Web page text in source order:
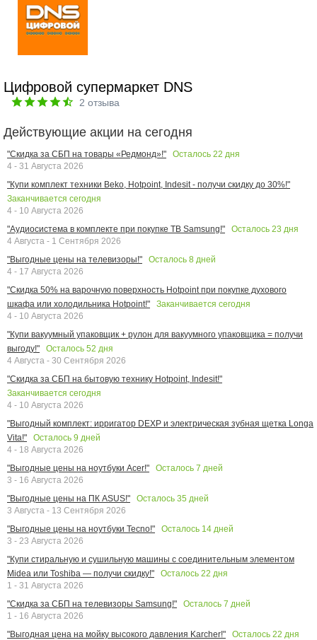
Цифровой супермаркет DNS
2 отзыва
Действующие акции на сегодня
"Скидка за СБП на товары «Редмонд»!" Осталось 22 дня
4 - 31 Августа 2026
"Купи комплект техники Beko, Hotpoint, Indesit - получи скидку до 30%!"
Заканчивается сегодня
4 - 10 Августа 2026
"Аудиосистема в комплекте при покупке ТВ Samsung!"
Осталось 23 дня
4 Августа - 1 Сентября 2026
"Выгодные цены на телевизоры!"
Осталось 8 дней
4 - 17 Августа 2026
"Скидка 50% на варочную поверхность Hotpoint при покупке духового
шкафа или холодильника Hotpoint!"
Заканчивается сегодня
4 - 10 Августа 2026
"Купи вакуумный упаковщик + рулон для вакуумного упаковщика = получи
выгоду!"
Осталось 52 дня
4 Августа - 30 Сентября 2026
"Скидка за СБП на бытовую технику Hotpoint, Indesit!"
Заканчивается сегодня
4 - 10 Августа 2026
"Выгодный комплект: ирригатор DEXP и электрическая зубная щетка Longa
Vita!"
Осталось 9 дней
4 - 18 Августа 2026
"Выгодные цены на ноутбуки Acer!"
Осталось 7 дней
3 - 16 Августа 2026
"Выгодные цены на ПК ASUS!"
Осталось 35 дней
3 Августа - 13 Сентября 2026
"Выгодные цены на ноутбуки Tecno!"
Осталось 14 дней
3 - 23 Августа 2026
"Купи стиральную и сушильную машины с соединительным элементом
Midea или Toshiba — получи скидку!"
Осталось 22 дня
1 - 31 Августа 2026
"Скидка за СБП на телевизоры Samsung!"
Осталось 7 дней
1 - 16 Августа 2026
"Выгодная цена на мойку высокого давления Karcher!"
Осталось 22 дня